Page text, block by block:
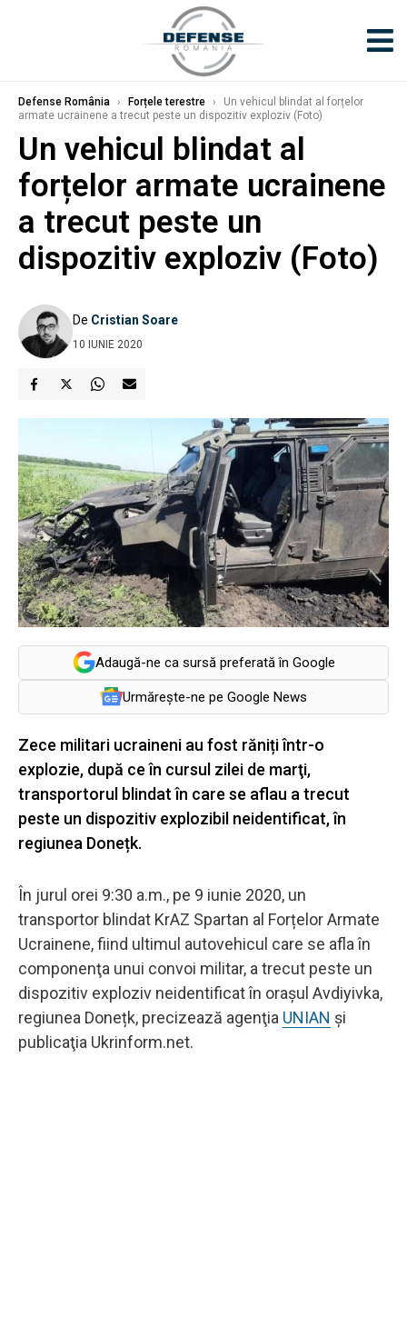
Defense România › Forțele terestre ›
Un vehicul blindat al forțelor
armate ucrainene a trecut peste un dispozitiv exploziv (Foto)
Un vehicul blindat al
forțelor armate ucrainene
a trecut peste un
dispozitiv exploziv (Foto)
De Cristian Soare
10 IUNIE 2020
Adaugă-ne ca sursă preferată în Google
Urmărește-ne pe Google News
Zece militari ucraineni au fost răniți într-o
explozie, după ce în cursul zilei de marţi,
transportorul blindat în care se aflau a trecut
peste un dispozitiv explozibil neidentificat, în
regiunea Donețk.
În jurul orei 9:30 a.m., pe 9 iunie 2020, un
transportor blindat KrAZ Spartan al Forțelor Armate
Ucrainene, fiind ultimul autovehicul care se afla în
componenţa unui convoi militar, a trecut peste un
dispozitiv exploziv neidentificat în orașul Avdiyivka,
regiunea Donețk, precizează agenţia UNIAN şi
publicaţia Ukrinform.net.